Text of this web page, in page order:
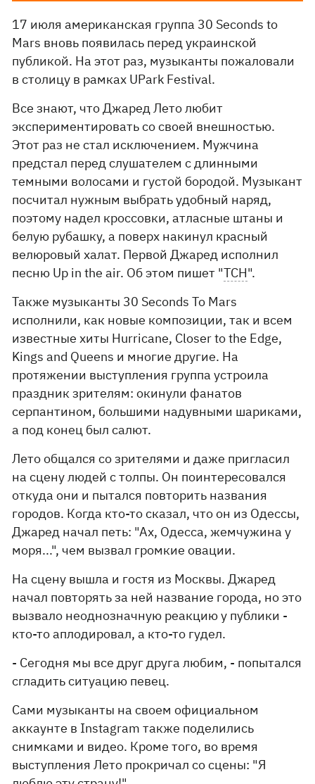
17 июля американская группа 30 Seconds to
Mars вновь появилась перед украинской
публикой. На этот раз, музыканты пожаловали
в столицу в рамках UPark Festival.
Все знают, что Джаред Лето любит
экспериментировать со своей внешностью.
Этот раз не стал исключением. Мужчина
предстал перед слушателем с длинными
темными волосами и густой бородой. Музыкант
посчитал нужным выбрать удобный наряд,
поэтому надел кроссовки, атласные штаны и
белую рубашку, а поверх накинул красный
велюровый халат. Первой Джаред исполнил
песню Up in the air. Об этом пишет "ТСН".
Также музыканты 30 Seconds To Mars
исполнили, как новые композиции, так и всем
известные хиты Hurricane, Closer to the Edge,
Kings and Queens и многие другие. На
протяжении выступления группа устроила
праздник зрителям: окинули фанатов
серпантином, большими надувными шариками,
а под конец был салют.
Лето общался со зрителями и даже пригласил
на сцену людей с толпы. Он поинтересовался
откуда они и пытался повторить названия
городов. Когда кто-то сказал, что он из Одессы,
Джаред начал петь: "Ах, Одесса, жемчужина у
моря...", чем вызвал громкие овации.
На сцену вышла и гостя из Москвы. Джаред
начал повторять за ней название города, но это
вызвало неоднозначную реакцию у публики -
кто-то аплодировал, а кто-то гудел.
- Сегодня мы все друг друга любим, - попытался
сгладить ситуацию певец.
Сами музыканты на своем официальном
аккаунте в Instagram также поделились
снимками и видео. Кроме того, во время
выступления Лето прокричал со сцены: "Я